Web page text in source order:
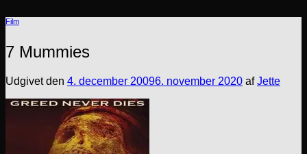
Film
7 Mummies
Udgivet den 4. december 20096. november 2020 afJette